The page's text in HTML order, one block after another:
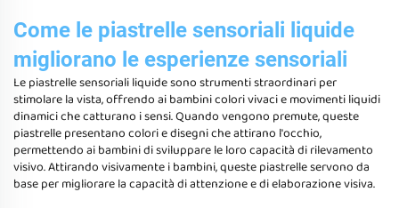
Come le piastrelle sensoriali liquide
migliorano le esperienze sensoriali
Le piastrelle sensoriali liquide sono strumenti straordinari per
stimolare la vista, offrendo ai bambini colori vivaci e movimenti liquidi
dinamici che catturano i sensi. Quando vengono premute, queste
piastrelle presentano colori e disegni che attirano l'occhio,
permettendo ai bambini di sviluppare le loro capacità di rilevamento
visivo. Attirando visivamente i bambini, queste piastrelle servono da
base per migliorare la capacità di attenzione e di elaborazione visiva.